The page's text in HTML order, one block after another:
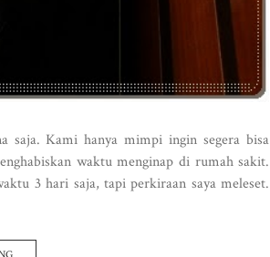
saja. Kami hanya mimpi ingin segera bisa
waktu menginap di rumah sakit.
3 hari saja, tapi perkiraan saya meleset.